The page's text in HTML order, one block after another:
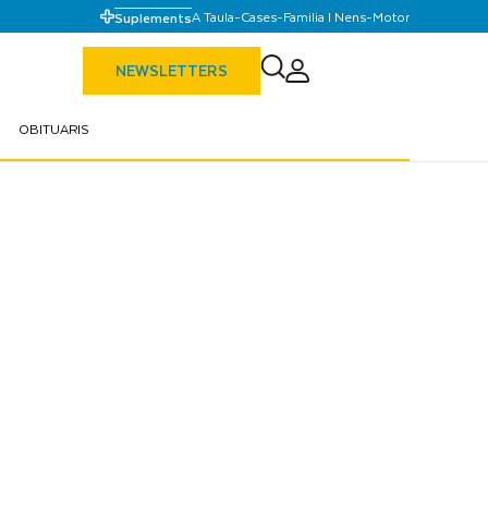
SuplementsA Taula-Cases-Familia I Nens-Motor
NEWSLETTERS
OBITUARIS